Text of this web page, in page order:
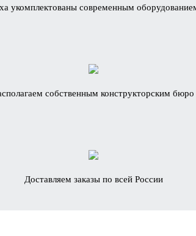
укомплектованы современным
собственным конструкторским бюро
Доставляем заказы по всей России